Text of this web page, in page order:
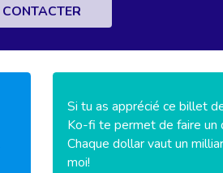
CONTACTER
Si tu as apprécié ce billet
Ko-fi te permet de faire un
Chaque dollar vaut un
moi!